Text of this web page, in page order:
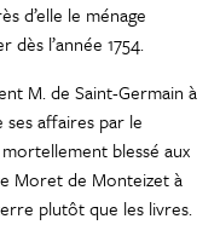
d’elle le ménage
l’année 1754.
M. de Saint-Germain à
affaires par le
blessé aux
Moret de Monteizet à
plutôt que les livres.